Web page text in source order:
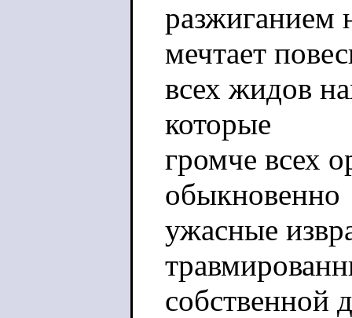
разжиганием
мечтает
всех жидов
которые
громче всех
обыкновенно
ужасные
собственной